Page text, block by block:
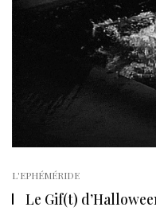
L'EPHÉMÉRIDE
Le Gif(t)